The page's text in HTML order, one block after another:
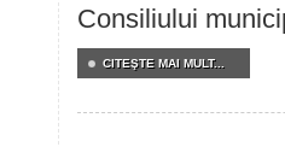
Consiliului
CITEŞTE MAI MULT...